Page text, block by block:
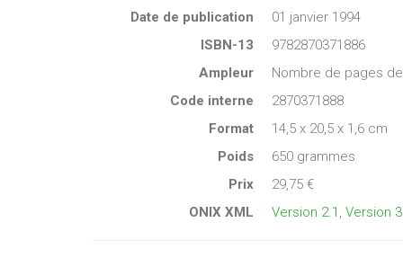
Date de publication
01 janvier 1994
ISBN-13
9782870371886
Ampleur
Nombre de pages
Code interne
2870371888
Format
14,5 x 20,5 x 1,6 cm
Poids
650 grammes
Prix
29,75 €
ONIX XML
Version 2.1 Version 3